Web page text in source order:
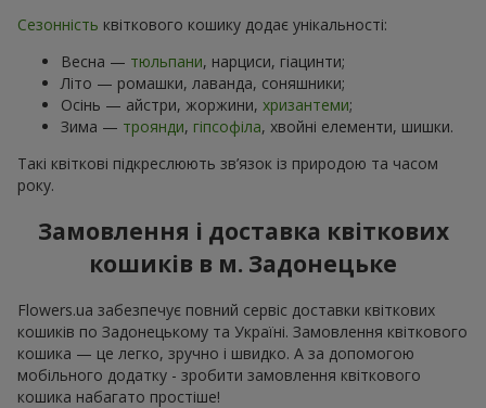
Сезонність квіткового кошику додає унікальності:
Весна — тюльпани, нарциси, гіацинти;
Літо — ромашки, лаванда, соняшники;
Осінь — айстри, жоржини, хризантеми;
Зима — троянди, гіпсофіла, хвойні елементи, шишки.
Такі квіткові підкреслюють зв’язок із природою та часом
року.
Замовлення і доставка квіткових
кошиків в м. Задонецьке
Flowers.ua забезпечує повний сервіс доставки квіткових
кошиків по Задонецькому та Україні. Замовлення квіткового
кошика — це легко, зручно і швидко. А за допомогою
мобільного додатку - зробити замовлення квіткового
кошика набагато простіше!